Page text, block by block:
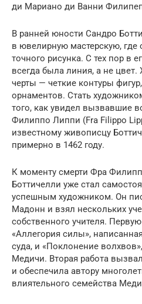
ди Мариано ди Ванни
В ранней юности Сандро
в ювелирную мастерскую, где
точного рисунка. С тех пор в
всегда была линия, а не цвет.
черты — четкие контуры
орнаментов. Стать
того, как увидел вызвавшие
Филиппо Липпи (Fra Filippo
известному живописцу
примерно в 1462 году.
К моменту смерти Фра
Боттичелли уже стал
успешным художником. Он
Мадонн и взял нескольких
собственного учителя.
«Аллегория силы»,
суда, и «Поклонение
Медичи. Вторая работа
и обеспечила автору
влиятельного семейства